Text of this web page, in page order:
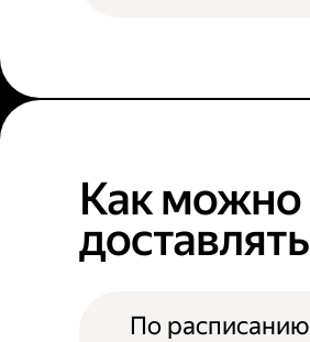
Как можно
доставлять
По расписанию